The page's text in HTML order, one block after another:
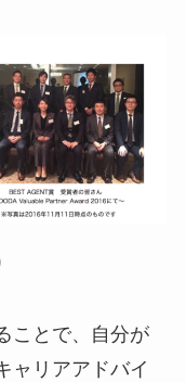
ことで、自分が
ャリアアドバイ